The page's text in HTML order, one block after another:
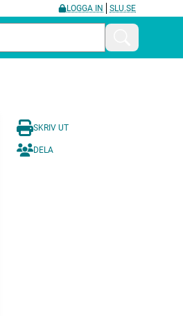
LOGGA IN SLU.SE
Sök
SKRIV UT
DELA